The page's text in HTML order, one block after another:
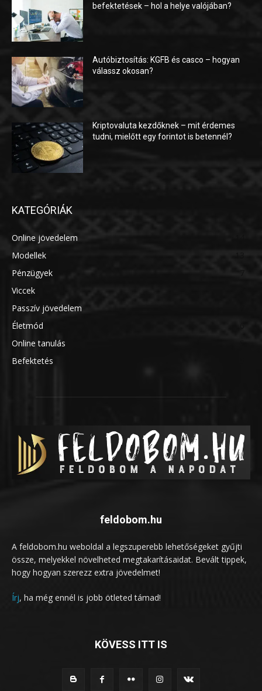
befektetések – hol a helye valójában?
Autóbiztosítás: KGFB és casco – hogyan
válassz okosan?
Kriptovaluta kezdőknek – mit érdemes
tudni, mielőtt egy forintot is betennél?
KATEGÓRIÁK
Online jövedelem
Modellek
Pénzügyek
Viccek
Passzív jövedelem
Életmód
Online tanulás
Befektetés
feldobom.hu
A feldobom.hu weboldal a legszuperebb lehetőségeket gyűjti
össze, melyekkel növelheted megtakarításaidat. Bevált tippek,
hogy hogyan szerezz extra jövedelmet!
Írj, ha még ennél is jobb ötleted támad!
KÖVESS ITT IS